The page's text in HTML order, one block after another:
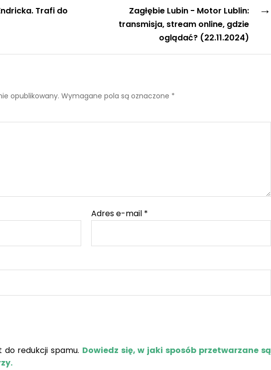
Trafi do
→
Zagłębie Lubin - Motor Lublin:
transmisja, stream online, gdzie
oglądać? (22.11.2024)
opublikowany. Wymagane pola są oznaczone *
Adres e-mail *
do redukcji spamu. Dowiedz się, w jaki sposób przetwarzane są